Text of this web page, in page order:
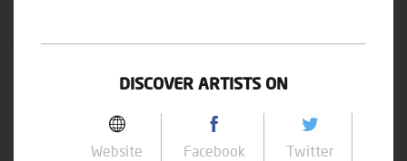
DISCOVER ARTISTS ON
Website Facebook Twitter